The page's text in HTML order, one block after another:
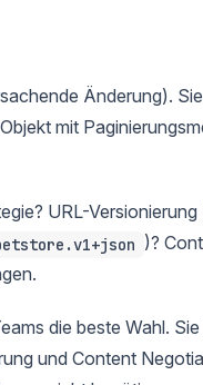
Änderung).
mit
URL-Versionierung
)?
die beste Wahl.
und Content